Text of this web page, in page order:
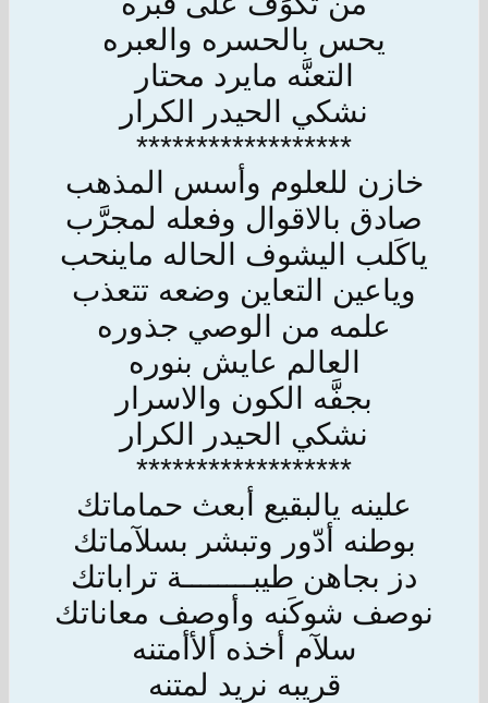
يحس بالحسره والعبره
التعنَّه مايرد محتار
نشكي الحيدر الكرار
******************
خازن للعلوم وأسس المذهب
صادق بالاقوال وفعله لمجرَّب
ياكَلب اليشوف الحاله ماينحب
وياعين التعاين وضعه تتعذب
علمه من الوصي جذوره
العالم عايش بنوره
بجفَّه الكون والاسرار
نشكي الحيدر الكرار
******************
علينه يالبقيع أبعث حماماتك
بوطنه أدّور وتبشر بسلآماتك
دز بجاهن طيبــــــــة تراباتك
نوصف شوكَنه وأوصف معاناتك
سلآم أخذه ألأأمتنه
قريبه نريد لمتنه